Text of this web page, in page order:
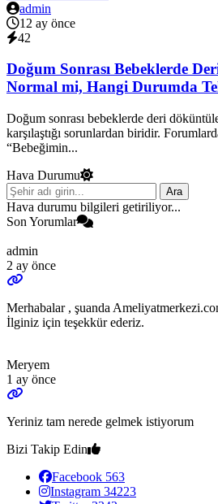
admin
12 ay önce
42
Doğum Sonrası Bebeklerde
Normal mi, Hangi Durumda
Doğum sonrası bebeklerde deri
karşılaştığı sorunlardan biridir.
“Bebeğimin...
Hava Durumu
Ara
Hava durumu bilgileri getiriliyor...
Son Yorumlar
admin
2 ay önce
Merhabalar , şuanda
İlginiz için teşekkür ederiz.
Meryem
1 ay önce
Yeriniz tam nerede gelmek istiyorum
Bizi Takip Edin
Facebook 563
Instagram 34223